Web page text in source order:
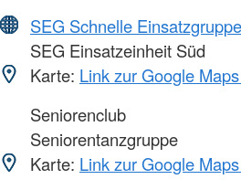
SEG Schnelle Einsatzgruppe
SEG Einsatzeinheit Süd
Karte: Link zur Google
Seniorenclub
Seniorentanzgruppe
Karte: Link zur Google